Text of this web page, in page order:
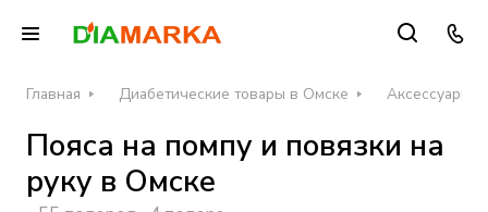
Главная Диабетические товары в Омске Аксессуары
Пояса на помпу и повязки на
руку в Омске